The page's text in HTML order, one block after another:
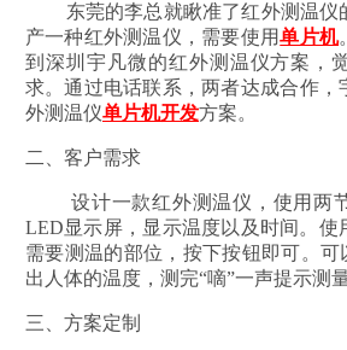
东莞的李总就瞅准了红外测温仪
产一种红外测温仪，需要使用单片机
到深圳宇凡微的红外测温仪方案，
求。通过电话联系，两者达成合作，
外测温仪单片机开发方案。
二、客户需求
设计一款红外测温仪，使用两节
LED显示屏，显示温度以及时间。使
需要测温的部位，按下按钮即可。可
出人体的温度，测完“嘀”一声提示测量
三、方案定制